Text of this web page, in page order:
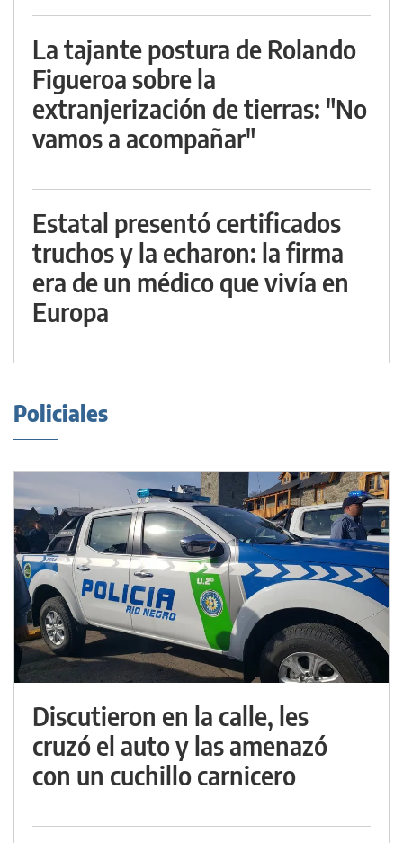
La tajante postura de Rolando
Figueroa sobre la
extranjerización de tierras: "No
vamos a acompañar"
Estatal presentó certificados
truchos y la echaron: la firma
era de un médico que vivía en
Europa
Policiales
Discutieron en la calle, les
cruzó el auto y las amenazó
con un cuchillo carnicero